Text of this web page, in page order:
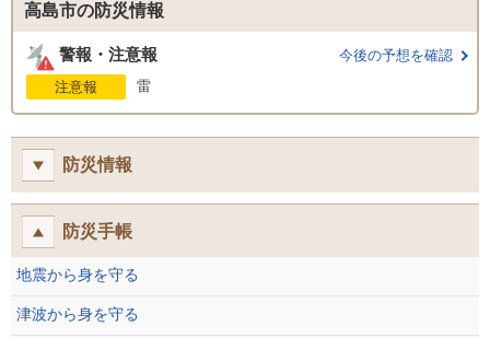
高島市の防災情報
警報・注意報
今後の予想を確認
注意報
雷
防災情報
防災手帳
地震から身を守る
津波から身を守る